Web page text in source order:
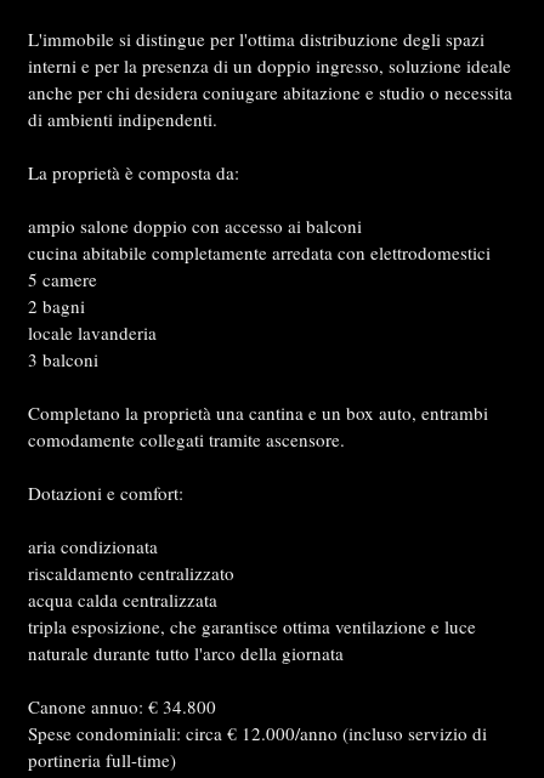
L'immobile si distingue per l'ottima distribuzione degli spazi
interni e per la presenza di un doppio ingresso, soluzione ideale
anche per chi desidera coniugare abitazione e studio o necessita
di ambienti indipendenti.
La proprietà è composta da:
ampio salone doppio con accesso ai balconi
cucina abitabile completamente arredata con elettrodomestici
5 camere
2 bagni
locale lavanderia
3 balconi
Completano la proprietà una cantina e un box auto, entrambi
comodamente collegati tramite ascensore.
Dotazioni e comfort:
aria condizionata
riscaldamento centralizzato
acqua calda centralizzata
tripla esposizione, che garantisce ottima ventilazione e luce
naturale durante tutto l'arco della giornata
Canone annuo: € 34.800
Spese condominiali: circa € 12.000/anno (incluso servizio di
portineria full-time)